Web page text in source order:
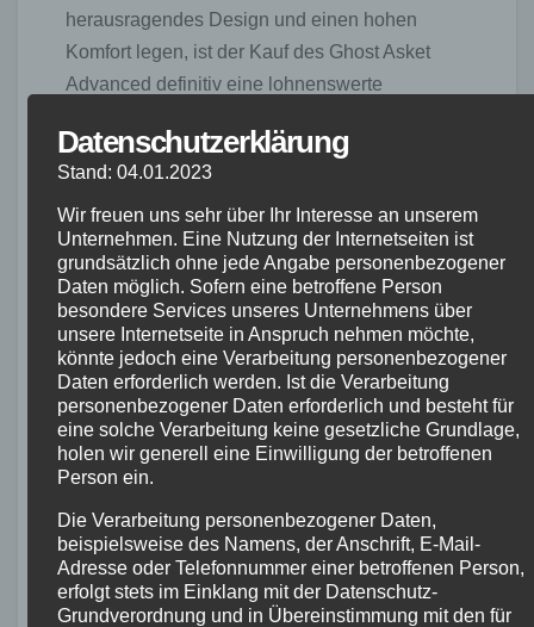
herausragendes Design und einen hohen
Komfort legen, ist der Kauf des Ghost Asket
Advanced definitiv eine lohnenswerte
Ghost Asket
Advanced:
Rahmengröße und
Fahrgefühl
Die Rahmengröße des Ghost Asket Advanced
ist ein entscheidender Faktor für das Fahrgefühl
und den Komfort des Mountainbikes. Es ist
optimal zur Körpergröße des Fahrers passt.
Das Ghost Asket Advanced steht in
verschiedenen Rahmengrößen zur Auswahl,
Datenschutzerklärung
Stand: 04.01.2023
Wir freuen uns sehr über Ihr Interesse an unserem
Unternehmen. Eine Nutzung der Internetseiten ist
grundsätzlich ohne jede Angabe personenbezogener
Daten möglich. Sofern eine betroffene Person
besondere Services unseres Unternehmens über
unsere Internetseite in Anspruch nehmen möchte,
könnte jedoch eine Verarbeitung personenbezogener
Daten erforderlich werden. Ist die Verarbeitung
personenbezogener Daten erforderlich und besteht für
eine solche Verarbeitung keine gesetzliche Grundlage,
holen wir generell eine Einwilligung der betroffenen
Person ein.
Die Verarbeitung personenbezogener Daten,
beispielsweise des Namens, der Anschrift, E-Mail-
Adresse oder Telefonnummer einer betroffenen Person,
erfolgt stets im Einklang mit der Datenschutz-
Grundverordnung und in Übereinstimmung mit den für